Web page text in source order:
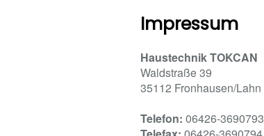
Impressum
Haustechnik TOKCAN
Waldstraße 39
35112 Fronhausen/Lahn
Telefon: 06426-3690793